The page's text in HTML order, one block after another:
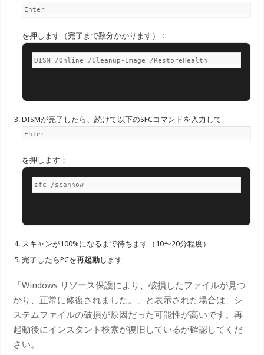
Enter
を押します（完了まで数分かかります）：
DISM /Online /Cleanup-Image /RestoreHealth
DISMが完了したら、続けて以下のSFCコマンドを入力して
Enter
を押します：
sfc /scannow
スキャンが100%になるまで待ちます（10〜20分程度）
完了したらPCを再起動します
「Windows リソース保護により、破損したファイルが見つ
かり、正常に修復されました。」と表示された場合は、シ
ステムファイルの破損が原因だった可能性が高いです。再
起動後にインスタント検索が復旧しているか確認してくだ
さい。